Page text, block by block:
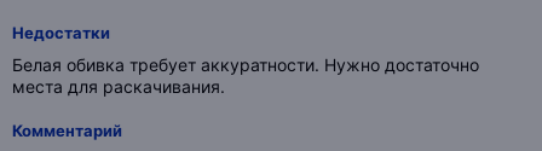
Недостатки
Белая обивка требует аккуратности. Нужно достаточно
места для раскачивания.
Комментарий